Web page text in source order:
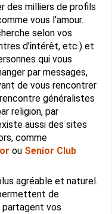
des milliers de profils
vous l’amour.
selon vos
d’intérêt, etc.) et
qui vous
par messages,
de vous rencontrer
généralistes
religion, par
aussi des sites
comme
ou Senior Club
agréable et naturel.
de
partagent vos